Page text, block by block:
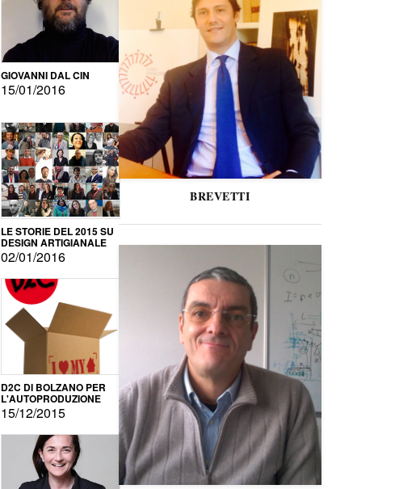
GIOVANNI DAL CIN
15/01/2016
LE STORIE DEL 2015 SU
DESIGN ARTIGIANALE
02/01/2016
D2C DI BOLZANO PER
L'AUTOPRODUZIONE
15/12/2015
BREVETTI